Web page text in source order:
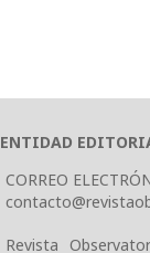
ENTIDAD
CORREO
Revista